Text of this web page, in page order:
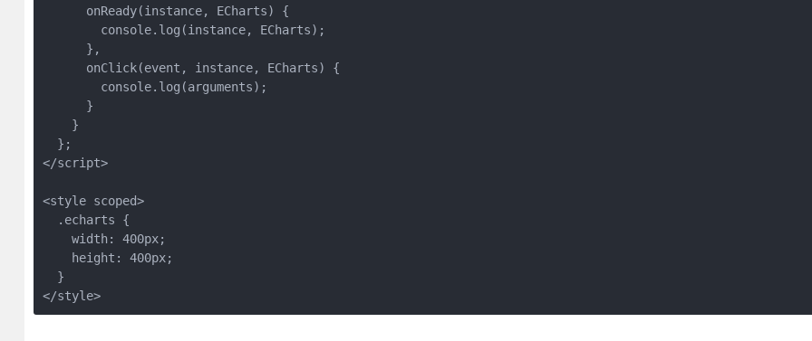
      onReady(instance, ECharts) {
        console.log(instance, ECharts);
      },
      onClick(event, instance, ECharts) {
        console.log(arguments);
      }
    }
  };
</script>
<style scoped>
  .echarts {
    width: 400px;
    height: 400px;
  }
</style>